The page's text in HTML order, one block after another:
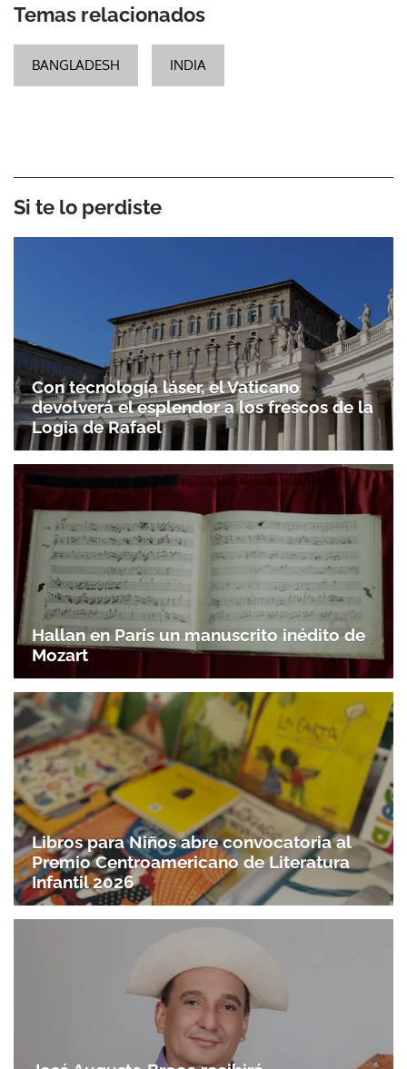
Temas relacionados
BANGLADESH INDIA
Si te lo perdiste
Con tecnología láser, el Vaticano
devolverá el esplendor a los frescos de la
Logia de Rafael
Hallan en París un manuscrito inédito de
Mozart
Libros para Niños abre convocatoria al
Premio Centroamericano de Literatura
Infantil 2026